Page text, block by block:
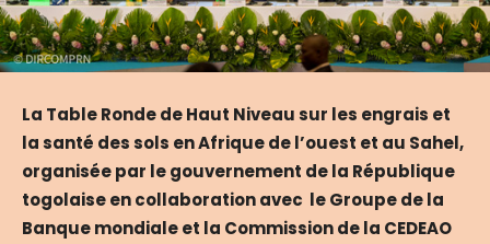
La Table Ronde de Haut Niveau sur les engrais et
la santé des sols en Afrique de l’ouest et au Sahel,
organisée par le gouvernement de la République
togolaise en collaboration avec le Groupe de la
Banque mondiale et la Commission de la CEDEAO